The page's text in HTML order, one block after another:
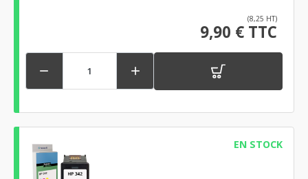
(8,25 HT)
9,90 € TTC
 
EN STOCK